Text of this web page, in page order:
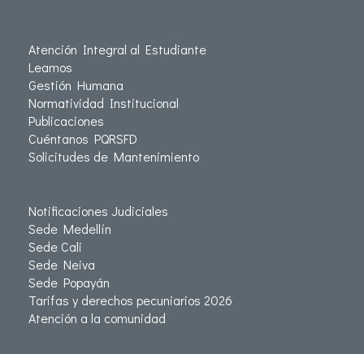
Atención Integral al Estudiante
Leamos
Gestión Humana
Normatividad Institucional
Publicaciones
Cuéntanos PQRSFD
Solicitudes de Mantenimiento
Notificaciones Judiciales
Sede Medellín
Sede Cali
Sede Neiva
Sede Popayán
Tarifas y derechos pecuniarios 2026
Atención a la comunidad